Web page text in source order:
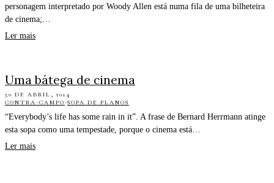
personagem interpretado por Woody Allen está numa fila de uma bilheteira
de cinema;…
Ler mais
Uma bátega de cinema
30 DE ABRIL, 2014
CONTRA-CAMPO·SOPA DE PLANOS
“Everybody’s life has some rain in it”. A frase de Bernard Herrmann atinge
esta sopa como uma tempestade, porque o cinema está…
Ler mais